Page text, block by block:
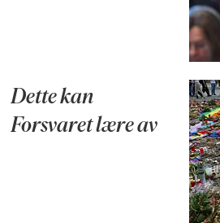
Dette kan
Forsvaret lære av